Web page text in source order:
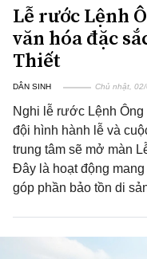
Lễ rước Lệnh
văn hóa đặc
Thiết
DÂN SINH Chủ nhật,
Nghi lễ rước Lệnh
đội hình hành lễ và
trung tâm sẽ mở màn
Đây là hoạt động
góp phần bảo tồn di